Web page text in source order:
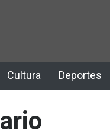
Cultura Deportes